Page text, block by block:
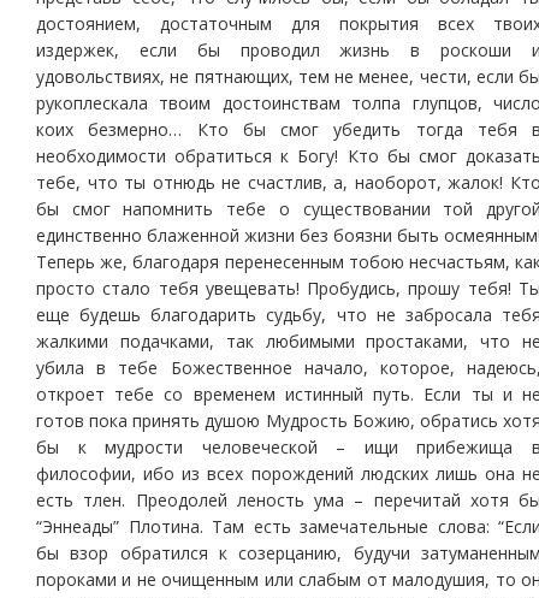
достоянием, достаточным для покрытия всех
издержек, если бы проводил жизнь в роскоши
удовольствиях, не пятнающих, тем не менее, чести, если
рукоплескала твоим достоинствам толпа глупцов,
коих безмерно… Кто бы смог убедить тогда тебя
необходимости обратиться к Богу! Кто бы смог
тебе, что ты отнюдь не счастлив, а, наоборот, жалок!
бы смог напомнить тебе о существовании той
единственно блаженной жизни без боязни быть
Теперь же, благодаря перенесенным тобою несчастьям,
просто стало тебя увещевать! Пробудись, прошу тебя!
еще будешь благодарить судьбу, что не забросала
жалкими подачками, так любимыми простаками, что
убила в тебе Божественное начало, которое,
откроет тебе со временем истинный путь. Если ты и
готов пока принять душою Мудрость Божию, обратись
бы к мудрости человеческой – ищи прибежища
философии, ибо из всех порождений людских лишь она
есть тлен. Преодолей леность ума – перечитай хотя
“Эннеады” Плотина. Там есть замечательные слова:
бы взор обратился к созерцанию, будучи
пороками и не очищенным или слабым от малодушия, то